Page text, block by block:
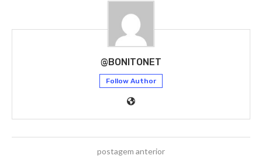
@BONITONET
Follow Author
postagem anterior